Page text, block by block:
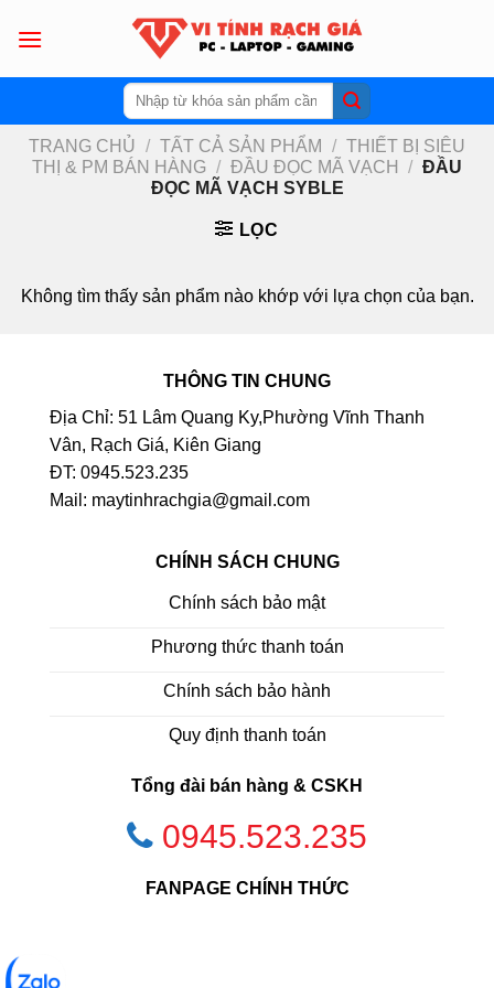
Tìm
kiếm:
TRANG CHỦ / TẤT CẢ SẢN PHẨM / THIẾT BỊ SIÊU
THỊ & PM BÁN HÀNG / ĐẦU ĐỌC MÃ VẠCH / ĐẦU
ĐỌC MÃ VẠCH SYBLE
LỌC
Không tìm thấy sản phẩm nào khớp với lựa chọn của bạn.
THÔNG TIN CHUNG
Địa Chỉ: 51 Lâm Quang Ky,Phường Vĩnh Thanh
Vân, Rạch Giá, Kiên Giang
ĐT: 0945.523.235
Mail: maytinhrachgia@gmail.com
CHÍNH SÁCH CHUNG
Chính sách bảo mật
Phương thức thanh toán
Chính sách bảo hành
Quy định thanh toán
Tổng đài bán hàng & CSKH
0945.523.235
FANPAGE CHÍNH THỨC